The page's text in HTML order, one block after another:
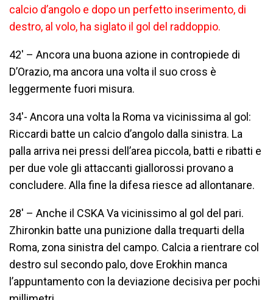
calcio d’angolo e dopo un perfetto inserimento, di
destro, al volo, ha siglato il gol del raddoppio.
42′ – Ancora una buona azione in contropiede di
D’Orazio, ma ancora una volta il suo cross è
leggermente fuori misura.
34′- Ancora una volta la Roma va vicinissima al gol:
Riccardi batte un calcio d’angolo dalla sinistra. La
palla arriva nei pressi dell’area piccola, batti e ribatti e
per due vole gli attaccanti giallorossi provano a
concludere. Alla fine la difesa riesce ad allontanare.
28′ – Anche il CSKA Va vicinissimo al gol del pari.
Zhironkin batte una punizione dalla trequarti della
Roma, zona sinistra del campo. Calcia a rientrare col
destro sul secondo palo, dove Erokhin manca
l’appuntamento con la deviazione decisiva per pochi